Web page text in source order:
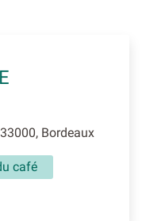
Bordeaux
café